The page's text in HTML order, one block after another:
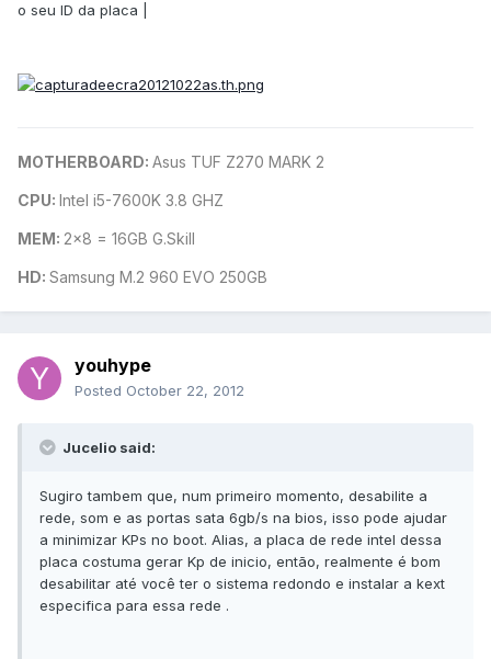
o seu ID da placa |
MOTHERBOARD: Asus TUF Z270 MARK 2
CPU: Intel i5-7600K 3.8 GHZ
MEM: 2x8 = 16GB G.Skill
HD: Samsung M.2 960 EVO 250GB
youhype
Posted October 22, 2012
Jucelio said:
Sugiro tambem que, num primeiro momento, desabilite a
rede, som e as portas sata 6gb/s na bios, isso pode ajudar
a minimizar KPs no boot. Alias, a placa de rede intel dessa
placa costuma gerar Kp de inicio, então, realmente é bom
desabilitar até você ter o sistema redondo e instalar a kext
especifica para essa rede .